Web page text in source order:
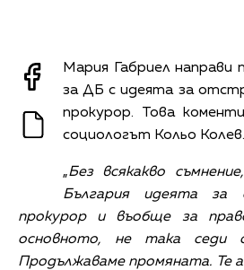
Мария Габриел направи
за ДБ с идеята за
прокурор. Това
социологът Кольо Колев.
„Без всякакво
България идеята за
прокурор и въобще за
основното, не така седи
Продължаваме промяната. Те